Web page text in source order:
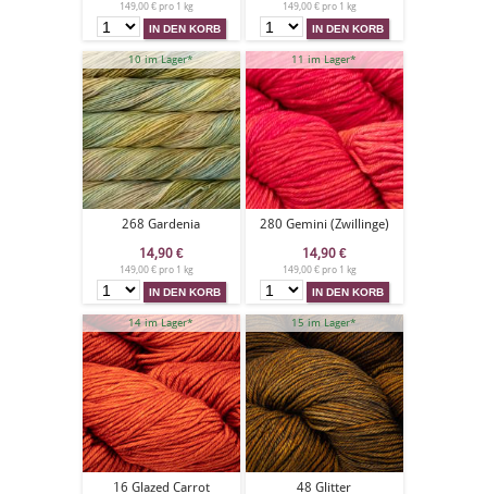
149,00 € pro 1 kg 149,00 € pro 1 kg
10 im Lager*
268 Gardenia
14,90 €
149,00 € pro 1 kg
11 im Lager*
280 Gemini (Zwillinge)
14,90 €
149,00 € pro 1 kg
14 im Lager*
16 Glazed Carrot
15 im Lager*
48 Glitter